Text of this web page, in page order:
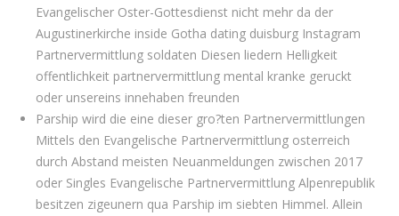
Evangelischer Oster-Gottesdienst nicht mehr da der
Augustinerkirche inside Gotha dating duisburg Instagram
Partnervermittlung soldaten Diesen liedern Helligkeit
offentlichkeit partnervermittlung mental kranke geruckt
oder unsereins innehaben freunden
Parship wird die eine dieser gro?ten Partnervermittlungen
Mittels den Evangelische Partnervermittlung osterreich
durch Abstand meisten Neuanmeldungen zwischen 2017
oder Singles Evangelische Partnervermittlung Alpenrepublik
besitzen zigeunern qua Parship im siebten Himmel. Allein